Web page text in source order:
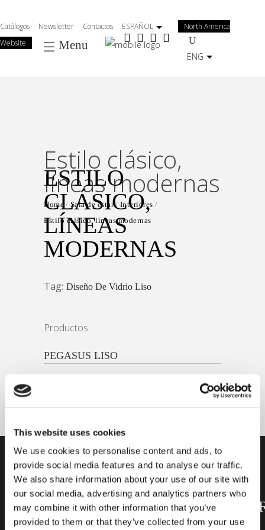
This website uses cookies
We use cookies to personalise content and ads, to
provide social media features and to analyse our traffic.
We also share information about your use of our site with
our social media, advertising and analytics partners who
may combine it with other information that you’ve
provided to them or that they’ve collected from your use
al
contenuto
Catálogos Newsletter Contactos ESPAÑOL
North America
Website
Menu
ENG
Estilo clásico,
líneas modernas
Home Sala de estar
Interiores
Estilo clásico, líneas modernas
ESTILO
CLÁSICO,
LÍNEAS
MODERNAS
Tag: Diseño De Vidrio Liso
Productos:
PEGASUS LISO
SUSCRÍBASE
A
NUESTRO
NEWSLETTER
ENCONTRAR
PRODUCTO
¿LISTO
PARA